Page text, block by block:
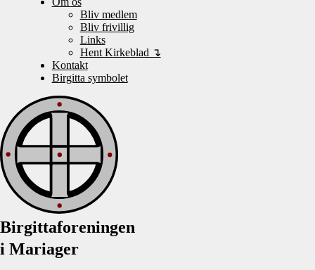
Bliv medlem
Bliv frivillig
Links
Hent Kirkeblad ↴
Kontakt
Birgitta symbolet
Birgittaforeningen
i Mariager